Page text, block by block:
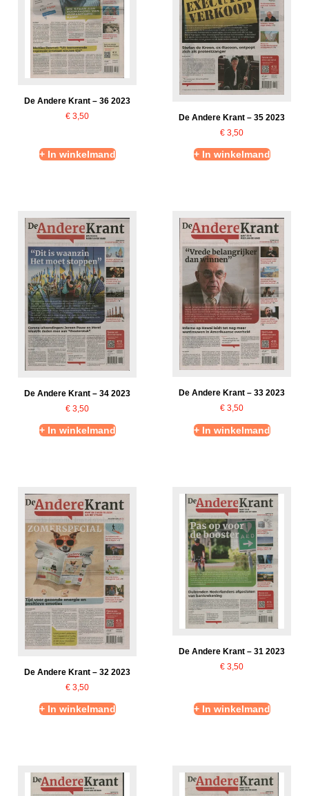
De Andere Krant – 36 2023
€ 3,50
+ In winkelmand
De Andere Krant – 35 2023
€ 3,50
+ In winkelmand
De Andere Krant – 34 2023
€ 3,50
+ In winkelmand
De Andere Krant – 33 2023
€ 3,50
+ In winkelmand
De Andere Krant – 32 2023
€ 3,50
+ In winkelmand
De Andere Krant – 31 2023
€ 3,50
+ In winkelmand